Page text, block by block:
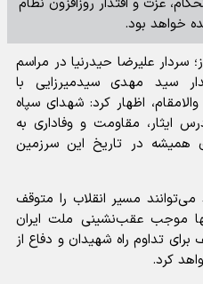
خواهد بود.
سردار علیرضا حیدرنیا در مراسم
سید مهدی سیدمیرزایی با
اظهار کرد: شهدای سپاه
ایثار، مقاومت و وفاداری به
همیشه در تاریخ این سرزمین
مسیر انقلاب را متوقف
موجب عقب‌نشینی ملت ایران
تداوم راه شهیدان و دفاع از
کرد.